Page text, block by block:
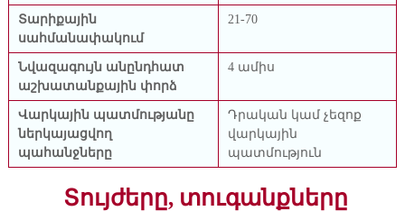
Տարիքային
սահմանափակում
21-70
Նվազագույն անընդհատ
աշխատանքային փորձ
4 ամիս
Վարկային պատմությանը
ներկայացվող
պահանջները
Դրական կամ չեզոք
վարկային
պատմություն
Տույժերը, տուգանքները